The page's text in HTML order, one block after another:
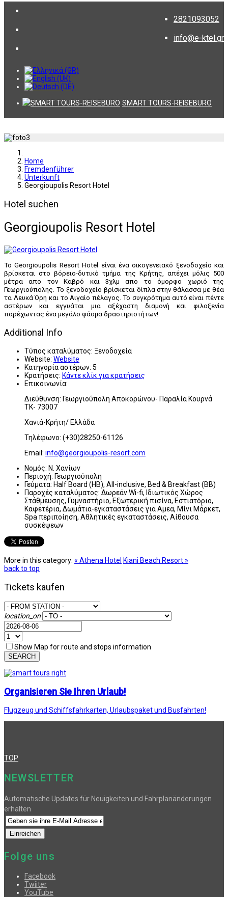
2821093052
info@e-ktel.gr
SMART TOURS-REISEBURO
Home
Fremdenführer
Unterkunft
Georgioupolis Resort Hotel
Hotel suchen
Georgioupolis Resort Hotel
Το Georgioupolis Resort Hotel είναι ένα οικογενειακό ξενοδοχείο και
βρίσκεται στο βόρειο-δυτικό τμήμα της Κρήτης, απέχει μόλις 500
μέτρα απο τον Καβρό και 3χλμ απο το όμορφο χωριό της
Γεωργιούπολης. Το ξενοδοχείο βρίσκεται δίπλα στην θάλασσα με θέα
τα Λευκά Όρη και το Αιγαίο πέλαγος. Το συγκρότημα αυτό είναι πέντε
αστέρων και εγγυάται μια αξέχαστη διαμονή και φιλοξενία
παρέχωντας ένα μεγάλο φάσμα δραστηριοτήτων!
Additional Info
Τύπος καταλύματος: Ξενοδοχεία
Website: Website
Κατηγορία αστέρων: 5
Κρατήσεις: Κάντε κλίκ για κρατήσεις
Επικοινωνία:
Διεύθυνση: Γεωργιούπολη Αποκορώνου- Παραλία Κουρνά
ΤΚ- 73007
Χανιά-Κρήτη/ Ελλάδα
Τηλέφωνο: (+30)28250-61126
Email: info@georgioupolis-resort.com
Νομός: Ν. Χανίων
Περιοχή: Γεωργιούπολη
Γεύματα: Half Board (HB), All-inclusive, Bed & Breakfast (BB)
Παροχές καταλύματος: Δωρεάν Wi-fi, Ιδιωτικός Χώρος
Στάθμευσης, Γυμναστήριο, Εξωτερική πισίνα, Εστιατόριο,
Καφετέρια, Δωμάτια-εγκαταστάσεις για Αμεα, Μίνι Μάρκετ,
Spa περιποίηση, Αθλητικές εγκαταστάσεις, Αίθουσα
συσκέψεων
More in this category: « Athena Hotel Kiani Beach Resort »
back to top
Tickets kaufen
location_on
Show Map for route and stops information
SEARCH
Organisieren Sie Ihren Urlaub!
Flugzeug und Schiffsfahrkarten, Urlaubspaket und Busfahrten!
TOP
NEWSLETTER
Automatische Updates für Neuigkeiten und Fahrplanänderungen
erhalten
Folge uns
Facebook
Twiiter
YouTube